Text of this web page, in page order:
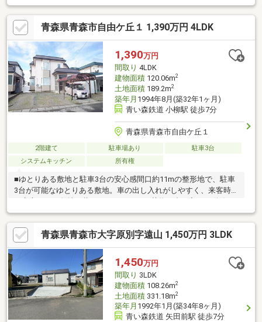
2000ｍ■青森県立東高校まで約250ｍ＜No.0070＞
青森県青森市自由ケ丘１ 1,390万円 4LDK
1,390万円
間取り 4LDK
建物面積120.06m2
土地面積189.2m2
築年月 1994年8月(築32年1ヶ月)
青い森鉄道 小柳駅 徒歩7分
青森県青森市自由ケ丘１
2階建て 駐車場あり
駐車3台
システムキッチン
所有権
■ゆとりある敷地と駐車3台の安心感間口約11mの整形地で、駐車
3台が可能なゆとりある敷地。車の出し入れがしやすく、来客時に
も安心です。敷地形状がきれいなので、荷物の出し入れや動線も
スムーズで日々の暮らしにゆとりが生まれます。■全室6帖以上＋
収納充実で、家族みんなが使いやすい間取り全室6帖以上の広さに
加え、奥行きのあるクローゼットを全室に備えた収納力の高い間
取り。1階和室は廊下とリビングの両方から出入りでき客間・子ど
も部屋・ワークスペースなど用途を柔軟に変えられます。家族構
成が変わっても長く使いやすい住まいです。
青森県青森市大字原別字遠山 1,450万円 3LDK
1,450万円
間取り 3LDK
建物面積108.26m2
土地面積331.18m2
築年月 1992年1月(築34年8ヶ月)
青い森鉄道 矢田前駅 徒歩7分